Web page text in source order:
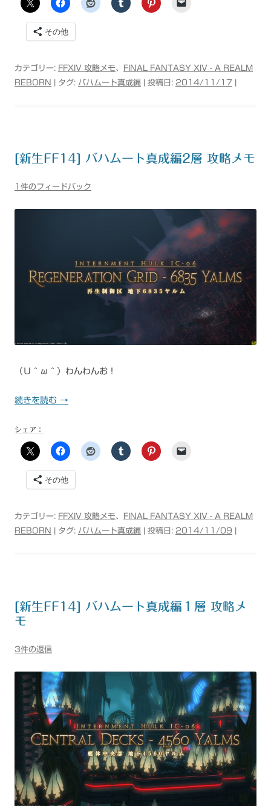
その他
カテゴリー: FFXIV 攻略メモ、
FINAL FANTASY XIV - A REALM
REBORN
| タグ: バハムート真成編 | 投稿日: 2014/11/17
[新生FF14] バハムート真成編2層 攻略メモ
1件のフィードバック
（Ｕ＾ω＾）わんわんお！
続きを読む →
シェア：
その他
カテゴリー: FFXIV 攻略メモ、
FINAL FANTASY XIV - A REALM
REBORN
| タグ: バハムート真成編 | 投稿日: 2014/11/09
[新生FF14] バハムート真成編１層 攻略メ
モ
3件の返信